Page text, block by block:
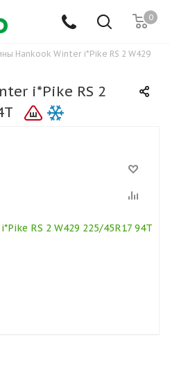
0
Hankook Winter i*Pike RS 2 W429
i*Pike RS 2